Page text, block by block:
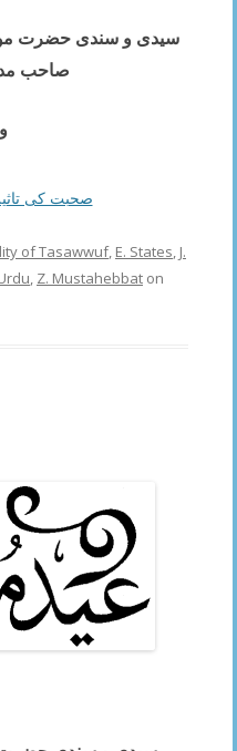
سیدی و سندی حضرت
صاحب
صحبت کی
of Tasawwuf, E. States, J.
, Z. Mustahebbat on